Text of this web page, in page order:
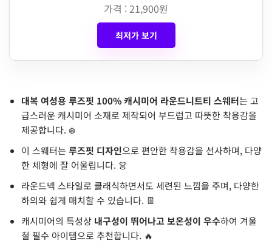
가격 : 21,900원
최저가 보기
대복 여성용 루즈핏 100% 캐시미어 라운드니트티 스웨터는 고
급스러운 캐시미어 소재로 제작되어 부드럽고 따뜻한 착용감을
제공합니다. ❄️
이 스웨터는 루즈핏 디자인으로 편안한 착용감을 선사하며, 다양
한 체형에 잘 어울립니다. 👗
라운드넥 스타일로 클래식하면서도 세련된 느낌을 주며, 다양한
하의와 쉽게 매치할 수 있습니다. 👖
캐시미어의 특성상 내구성이 뛰어나고 보온성이 우수하여 겨울
철 필수 아이템으로 추천합니다. 🔥